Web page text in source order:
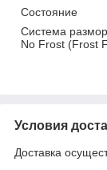
Состояние
Система
No Frost (Frost
Условия
Доставка